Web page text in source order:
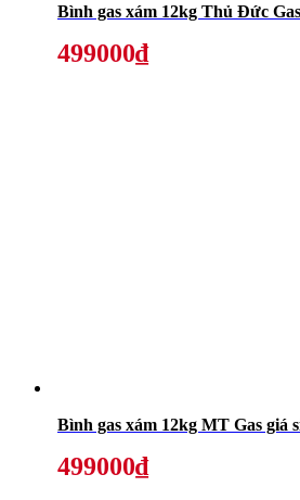
Bình gas xám 12kg Thủ Đức
499000₫
Bình gas xám 12kg MT Gas giá
499000₫